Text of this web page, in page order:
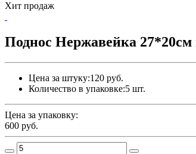
Хит продаж
Поднос Нержавейка
Цена за штуку:120 руб.
Количество в упаковке:5 шт.
Цена за упаковку:
600 руб.